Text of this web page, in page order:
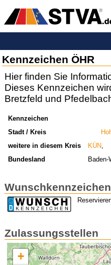
Kennzeichen ÖHR
Hier finden Sie
Dieses Kennzeichen
Bretzfeld und
Kennzeichen
Stadt / Kreis
weitere in diesem Kreis
KÜN,
Bundesland
Baden-
Wunschkennzeichen
Zulassungsstellen
+